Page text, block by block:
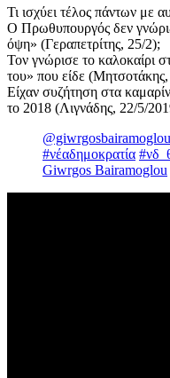
Τι ισχύει τέλος πάντων με
Ο Πρωθυπουργός δεν
όψη» (Γεραπετρίτης, 25/2);
Τον γνώρισε το καλοκαίρι
του» που είδε
Είχαν συζήτηση στα
το 2018 (Λιγνάδης, 22/5/
@giwrgosbairamoglou
#νέαδημοκρατία
Giwrgos Bairamoglou